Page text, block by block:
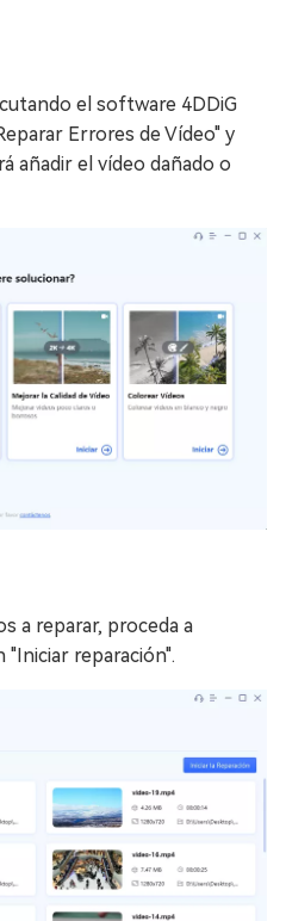
el software 4DDiG
Errores de Vídeo" y
añadir el vídeo dañado o
a reparar, proceda a
"Iniciar reparación".